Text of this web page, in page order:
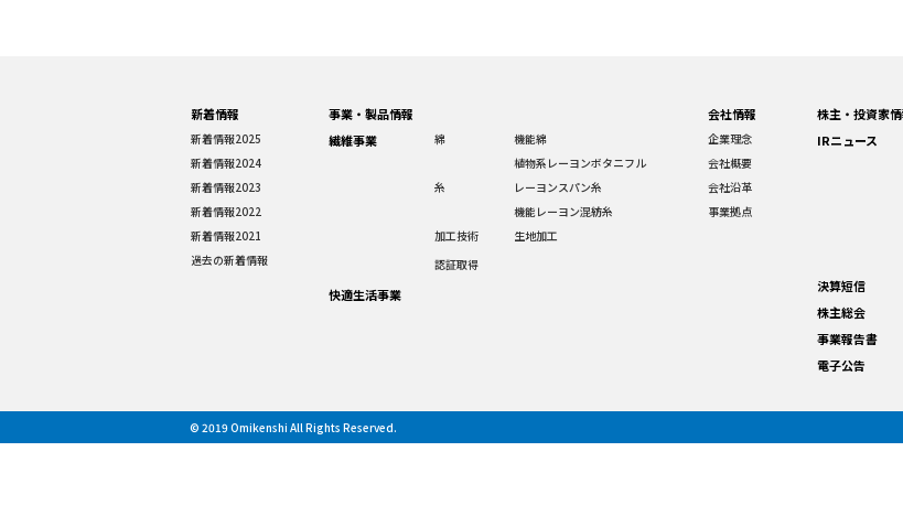
新着情報
新着情報2025
新着情報2024
新着情報2023
新着情報2022
新着情報2021
過去の新着情報
事業・製品情報
繊維事業
綿
機能綿
植物系レーヨンボタニフル
糸
レーヨンスパン糸
機能レーヨン混紡糸
加工技術
生地加工
認証取得
快適生活事業
会社情報
企業理念
会社概要
会社沿革
事業拠点
株主・投資家
IRニュース
決算短信
株主総会
事業報告書
電子公告
© 2019 Omikenshi All Rights Reserved.